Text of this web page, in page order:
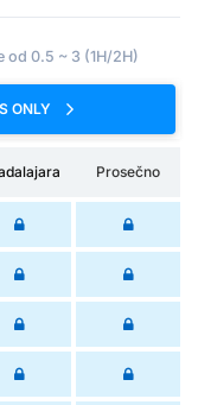
od 0.5 ~ 3 (1H/2H)
ONLY
Prosečno